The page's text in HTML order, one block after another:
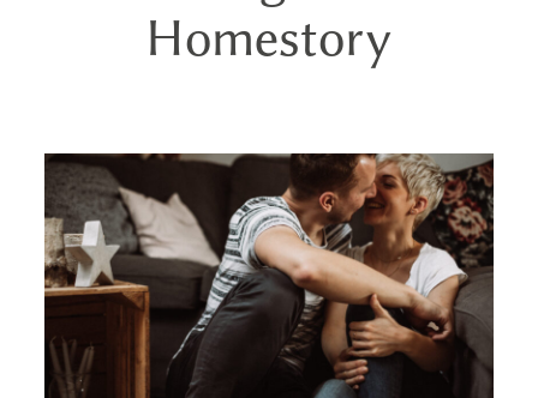
Leistungen
Kontakt
Homestory